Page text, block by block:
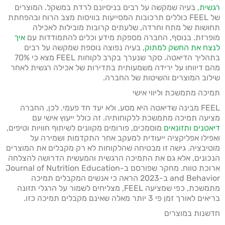
רגשית, בעיה שמקשה על רבים בניסיונם לרדת במשקל. המוצרים
של FEEL כוללים תרכובות המסייעות בוויסות מצב הרוח ובהפחתת
תחושות של מתח וחרדה, שלעתים קרובות מובילות לאכילה
מופרזת. בנוסף, החברה מספקת מידע וכלים להתמודדות עם איך
לנצח את החשק למתוק, בעיה נפוצה נוספת שמקשה על רבים
בתהליך הדיאטה. סקר שנערך בקרב לקוחות FEEL מצא כי 70%
מהם דיווחו על ירידה משמעותית בתדירות של אכילה רגשית לאחר
שילוב המוצרים והשיטות של החברה.
תמיכה מתמשכת וליווי אישי
FEEL מבינה שדיאטה היא מסע, ולא יעד חד פעמי. לכן, החברה
מציעה תמיכה מתמשכת ללקוחותיה. זה כולל ייעוץ אישי עם
דיאטנים ותזונאים מוסמכים, פורומים מקוונים לשיתוף חוויות וטיפים,
ואפילו אפליקציה ייעודית למעקב אחר התקדמות ושמירה על
מוטיבציה. גישה זו מבטיחה שהלקוחות לא רק מקבלים את המוצרים
הנכונים, אלא גם את התמיכה הרגשית והמעשית הדרושה להצלחה
ארוכת טווח. מחקר שפורסם ב-Journal of Nutrition Education
and Behavior ב-2023 הראה כי אנשים המקבלים תמיכה
מתמשכת, כפי שמציעה FEEL, מצליחים לשמור על הרגלי תזונה
בריאים לאורך זמן פי 3 יותר מאלה שאינם מקבלים תמיכה כזו.
חדשנות במוצרים